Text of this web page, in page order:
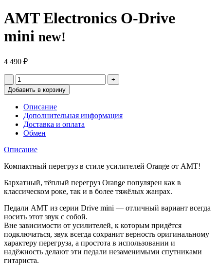
AMT Electronics O-Drive
mini new!
4 490 ₽
Добавить в корзину
Описание
Дополнительная информация
Доставка и оплата
Обмен
Описание
Компактный перегруз в стиле усилителей Orange от AMT!
Бархатный, тёплый перегруз Orange популярен как в
классическом роке, так и в более тяжёлых жанрах.
Педали AMT из серии Drive mini — отличный вариант всегда
носить этот звук с собой.
Вне зависимости от усилителей, к которым придётся
подключаться, звук всегда сохранит верность оригинальному
характеру перегруза, а простота в использовании и
надёжность делают эти педали незаменимыми спутниками
гитариста.